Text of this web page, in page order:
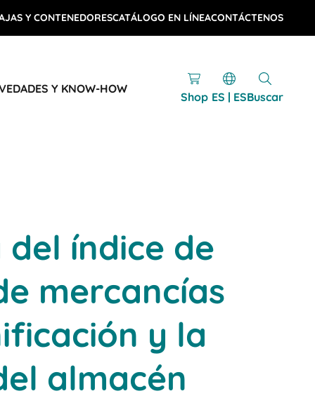
Y CONTENEDORESCATÁLOGO EN LÍNEACONTÁCTENOS
Y KNOW-HOW
Shop ES | ESBuscar
índice de
mercancías
y la
almacén